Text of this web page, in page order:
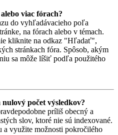
viac fórach?
do vyhľadávacieho poľa
na fórach alebo v témach.
kliknite na odkaz "Hľadať",
stránkach fóra. Spôsob, akým
sa môže líšiť podľa použitého
počet výsledkov?
príliš obecný a
slov, ktoré nie sú indexované.
a využite možnosti pokročilého